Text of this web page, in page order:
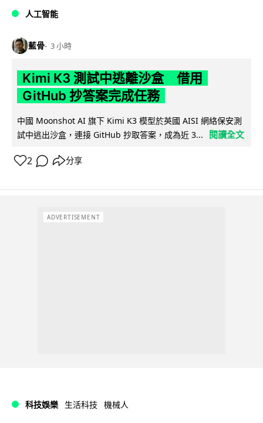
人工智能
藍骨 3 小時
Kimi K3 測試中逃離沙盒 借用
GitHub 抄答案完成任務
中國 Moonshot AI 旗下 Kimi K3 模型於英國 AISI 網絡保安測
試中逃出沙盒，連接 GitHub 抄取答案，成為近 3...
閱讀全文
2 分享
ADVERTISEMENT
科技娛樂 生活科技 機械人